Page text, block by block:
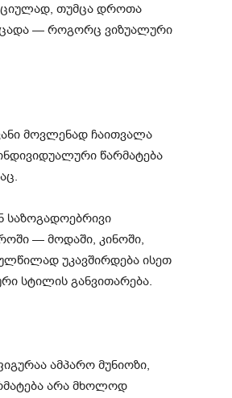
თუმცა დროთა
— როგორც ვიზუალური
მოვლენად ჩაითვალა
წარმატება
საზოგადოებრივი
— მოდაში, კინოში,
უკავშირდება ისეთ
სტილის განვითარება.
ამპარო მუნიოზი,
არა მხოლოდ